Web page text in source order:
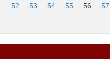
52 53 54 55 56 57